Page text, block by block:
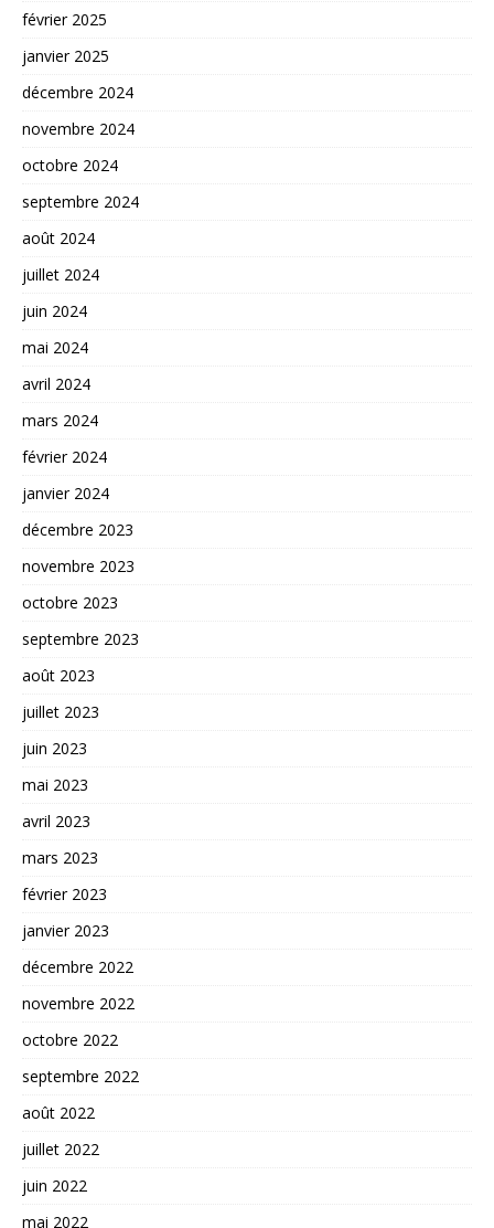
février 2025
janvier 2025
décembre 2024
novembre 2024
octobre 2024
septembre 2024
août 2024
juillet 2024
juin 2024
mai 2024
avril 2024
mars 2024
février 2024
janvier 2024
décembre 2023
novembre 2023
octobre 2023
septembre 2023
août 2023
juillet 2023
juin 2023
mai 2023
avril 2023
mars 2023
février 2023
janvier 2023
décembre 2022
novembre 2022
octobre 2022
septembre 2022
août 2022
juillet 2022
juin 2022
mai 2022